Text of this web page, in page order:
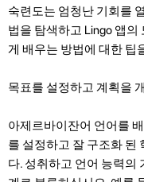
숙련도는 엄청난 기회를
법을 탐색하고 Lingo 앱
게 배우는 방법에 대한 팁
목표를 설정하고 계획을
아제르바이잔어 언어를
를 설정하고 잘 구조화 된
다. 성취하고 언어 능력의